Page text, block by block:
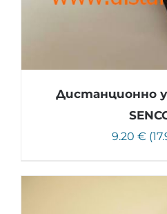
Дистанционно
9.20 €